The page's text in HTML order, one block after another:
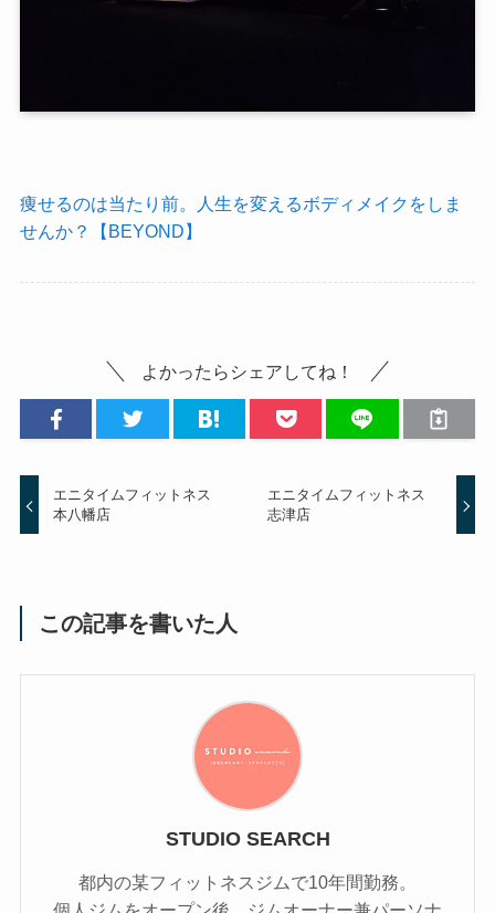
痩せるのは当たり前。人生を変えるボディメイクをしま
せんか？【BEYOND】
よかったらシェアしてね！
エニタイムフィットネス
本八幡店
エニタイムフィットネス
志津店
この記事を書いた人
STUDIO SEARCH
都内の某フィットネスジムで10年間勤務。